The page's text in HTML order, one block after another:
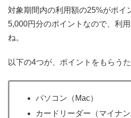
対象期間内の利用額の25%がポイ
5,000円分のポイントなので、利
ね。
以下の4つが、ポイントをもらう
パソコン（Mac）
カードリーダー（マイナ